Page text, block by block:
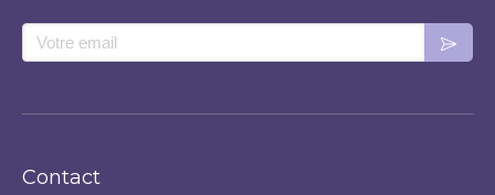
Votre email
Contact